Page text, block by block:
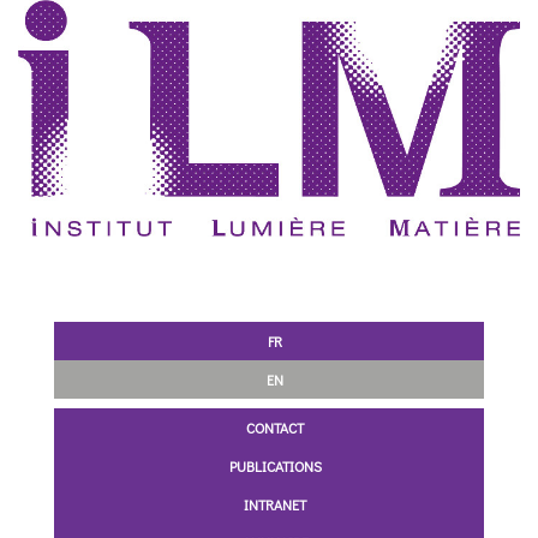
FR
EN
CONTACT
PUBLICATIONS
INTRANET